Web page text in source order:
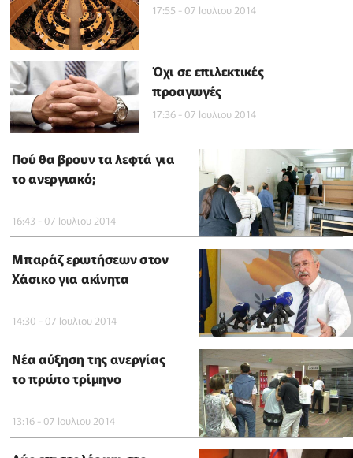
17:55 - 07 Ιουλιου 2014
Όχι σε επιλεκτικές
προαγωγές
17:36 - 07 Ιουλιου 2014
Πού θα βρουν τα λεφτά για
το ανεργιακό;
16:43 - 07 Ιουλιου 2014
Μπαράζ ερωτήσεων στον
Χάσικο για ακίνητα
14:30 - 07 Ιουλιου 2014
Νέα αύξηση της ανεργίας
το πρώτο τρίμηνο
13:16 - 07 Ιουλιου 2014